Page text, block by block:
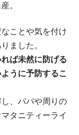
。
ことや気を付け
ました。
ば未然に防げる
うに予防するこ
、パパや周りの
タニティーライ